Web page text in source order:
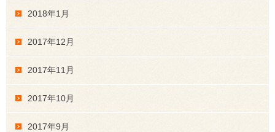
2018年1月
2017年12月
2017年11月
2017年10月
2017年9月